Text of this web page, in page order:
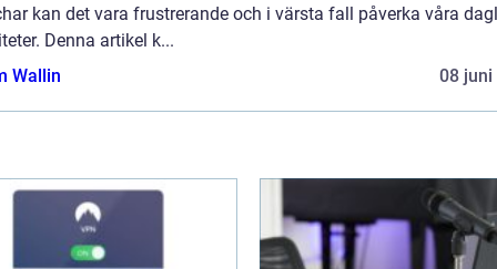
kan det vara frustrerande och i värsta fall påverka våra
Denna artikel k...
Wallin
08 juni